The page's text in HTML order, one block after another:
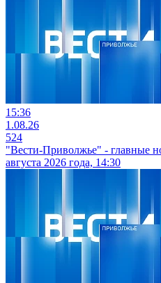
15:36
1.08.26
524
"Вести-Приволжье" - главные
августа 2026 года, 14:30